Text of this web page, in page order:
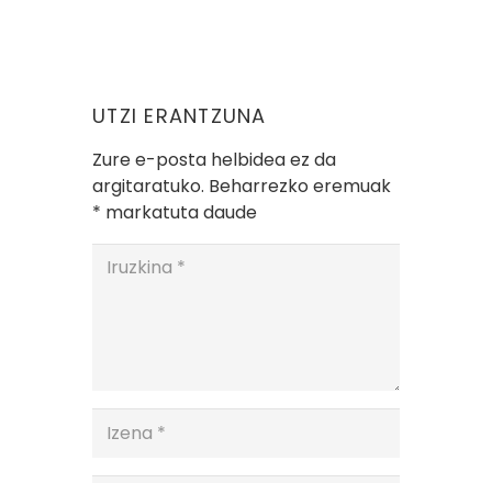
UTZI ERANTZUNA
Zure e-posta helbidea ez da
argitaratuko. Beharrezko eremuak
* markatuta daude